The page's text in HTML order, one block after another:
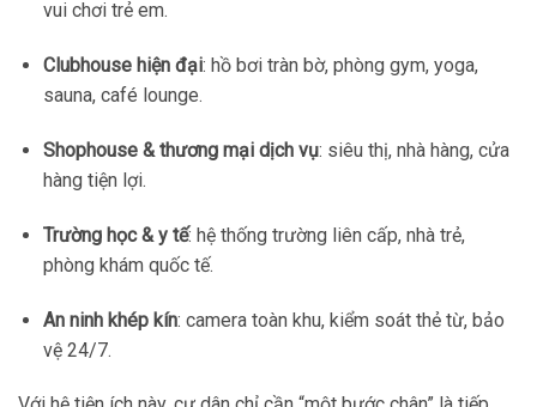
vui chơi trẻ em.
Clubhouse hiện đại: hồ bơi tràn bờ, phòng gym, yoga,
sauna, café lounge.
Shophouse & thương mại dịch vụ: siêu thị, nhà hàng, cửa
hàng tiện lợi.
Trường học & y tế: hệ thống trường liên cấp, nhà trẻ,
phòng khám quốc tế.
An ninh khép kín: camera toàn khu, kiểm soát thẻ từ, bảo
vệ 24/7.